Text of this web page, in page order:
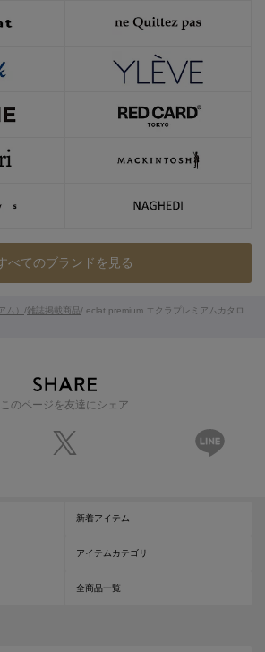
このページを友達にシェア
べてのブランドを見る
ム） /雑誌掲載商品/ eclat premium エクラプレミアムカタロ
新着アイテム
アイテムカテゴリ
全商品一覧